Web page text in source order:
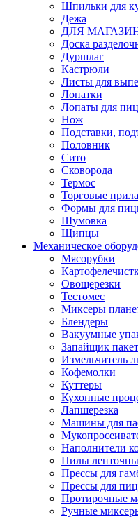
Шпильки для
Дежа
ДЛЯ
Доска
Дуршлаг
Кастрюли
Листы для
Лопатки
Лопаты для
Нож
Подставки,
Половник
Сито
Сковорода
Термос
Торговые
Формы для
Шумовка
Щипцы
Механическое
Мясорубки
Овощерезки
Тестомес
Миксеры
Блендеры
Вакуумные
Запайщик
Измельчитель
Кофемолки
Куттеры
Кухонные
Лапшерезка
Машины для
Наполнители
Пилы
Прессы для
Прессы для
Протирочные
Ручные